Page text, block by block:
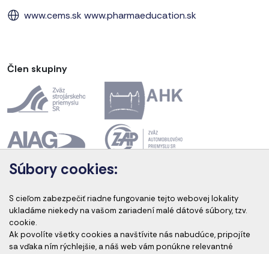
www.cems.skwww.pharmaeducation.sk
Člen skupiny
Akreditácia kurzov
Akreditovaní audítori
Súbory cookies:
S cieľom zabezpečiť riadne fungovanie tejto webovej lokality
ukladáme niekedy na vašom zariadení malé dátové súbory, tzv.
cookie.
Ak povolíte všetky cookies a navštívite nás nabudúce, pripojíte
sa vďaka ním rýchlejšie, a náš web vám ponúkne relevantné